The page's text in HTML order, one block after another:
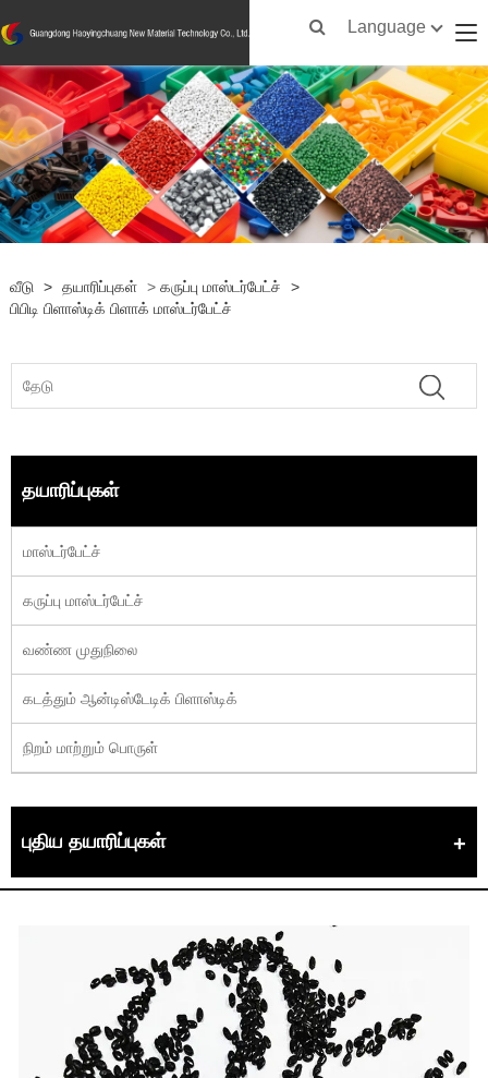
Language
வீடு > தயாரிப்புகள் > கருப்பு மாஸ்டர்பேட்ச்
>
பிபிடி பிளாஸ்டிக் பிளாக் மாஸ்டர்பேட்ச்
தயாரிப்புகள்
மாஸ்டர்பேட்ச்
கருப்பு மாஸ்டர்பேட்ச்
வண்ண முதுநிலை
கடத்தும் ஆன்டிஸ்டேடிக் பிளாஸ்டிக்
நிறம் மாற்றும் பொருள்
புதிய தயாரிப்புகள்